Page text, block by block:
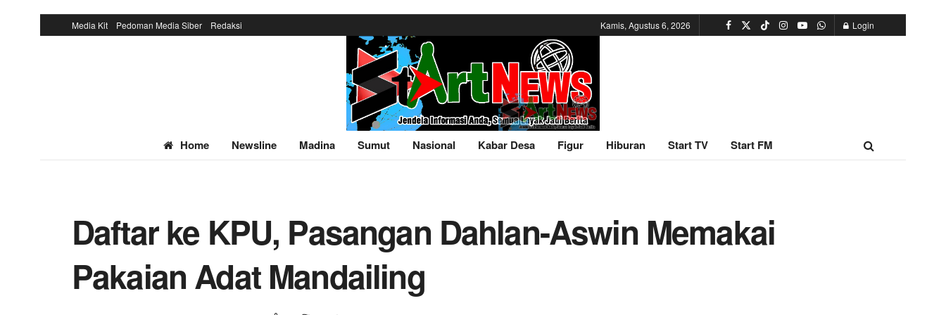
Media Kit Pedoman Media Siber Redaksi Kamis, Agustus 6, 2026 Login
Home Newsline Madina Sumut Nasional Kabar Desa Figur Hiburan Start TV Start FM
Daftar ke KPU, Pasangan Dahlan-Aswin Memakai
Pakaian Adat Mandailing